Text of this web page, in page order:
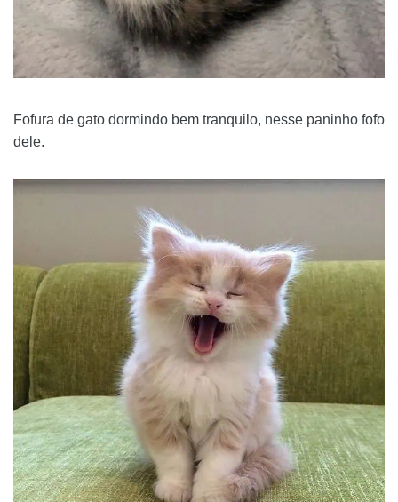
Fofura de gato dormindo bem tranquilo, nesse paninho fofo
dele.